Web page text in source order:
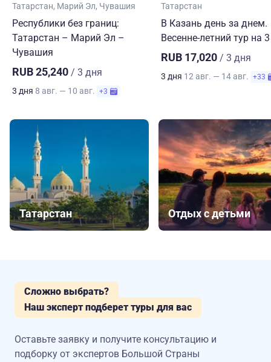
Татарстан Марий Эл Чувашия
Республики без границ:
Татарстан – Марий Эл –
Чувашия
RUB 25,240 / 3 дня
3 дня 8 авг. — 10 авг. +3
Татарстан
В Казань день за днем.
Весенне-летний тур на
RUB 17,020 / 3 дня
3 дня 12 авг. — 14 авг. +33
Татарстан Отдых с детьми
Сложно выбрать?
Наш эксперт подберет туры для вас
Оставьте заявку и получите консультацию и
подборку от экспертов Большой Страны